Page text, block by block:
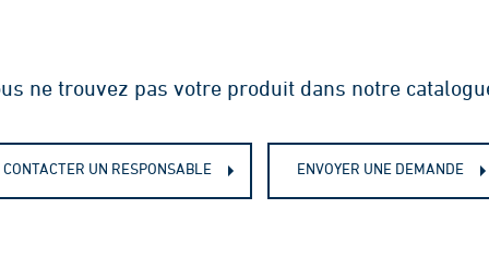
ne trouvez pas votre produit dans notre
CONTACTER UN RESPONSABLE ENVOYER UNE DEMANDE